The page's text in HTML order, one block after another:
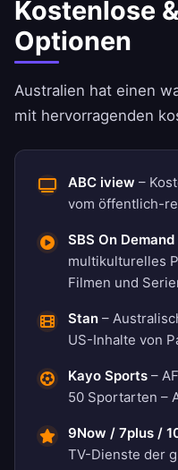
Kostenlose
Optionen
Australien hat einen
mit hervorragenden
ABC iview –
vom öffentlich-
SBS On Demand
multikulturelles
Filmen und
Stan –
US-Inhalte von
Kayo Sports –
50 Sportarten –
9Now / 7plus /
TV-Dienste der